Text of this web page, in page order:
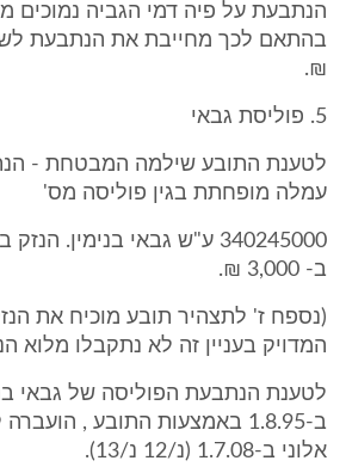
הנתבעת על פיה דמי הגביה נמוכים
₪.
5. פוליסת גבאי
לטענת התובע שילמה המבטחת -
עמלה מופחתת בגין פוליסה מס'
340245000 ע"ש גבאי בנימין.
ב- 3,000 ₪.
(נספח ז' לתצהיר תובע מוכיח את
המדויק בעניין זה לא נתקבלו מלוא
לטענת הנתבעת הפוליסה של גבאי
ב-1.8.95 באמצעות התובע ,
אלוני ב-1.7.08 (נ/12 נ/13).